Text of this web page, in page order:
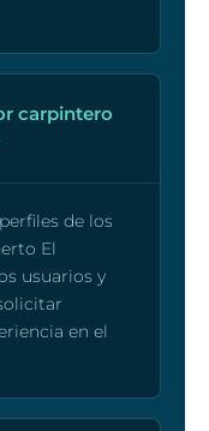
carpintero
de los
El
usuarios y
en el